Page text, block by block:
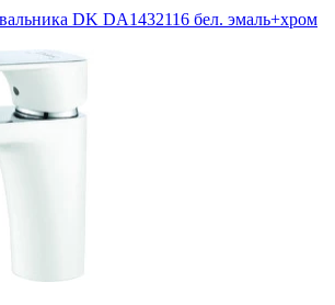
DK DA1432116 бел. эмаль+хром